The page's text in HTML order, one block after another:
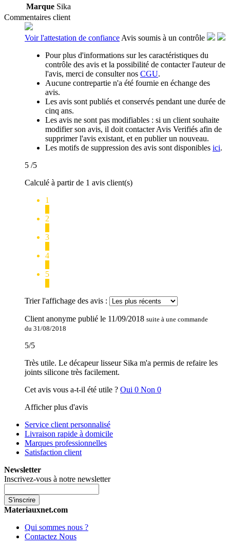
Marque Sika
Commentaires client
Voir l'attestation de confiance Avis soumis à un contrôle
Pour plus d'informations sur les caractéristiques du
contrôle des avis et la possibilité de contacter l'auteur de
l'avis, merci de consulter nos CGU.
Aucune contrepartie n'a été fournie en échange des
avis.
Les avis sont publiés et conservés pendant une durée de
cinq ans.
Les avis ne sont pas modifiables : si un client souhaite
modifier son avis, il doit contacter Avis Verifiés afin de
supprimer l'avis existant, et en publier un nouveau.
Les motifs de suppression des avis sont disponibles ici.
5 /5
Calculé à partir de 1 avis client(s)
1
2
3
4
5
Trier l'affichage des avis :
Client anonyme publié le 11/09/2018 suite à une commande
du 31/08/2018
5/5
Très utile. Le décapeur lisseur Sika m'a permis de refaire les
joints silicone très facilement.
Cet avis vous a-t-il été utile ? Oui 0 Non 0
Afficher plus d'avis
Service client personnalisé
Livraison rapide à domicile
Marques professionnelles
Satisfaction client
Newsletter
Inscrivez-vous à notre newsletter
S'inscrire
Materiauxnet.com
Qui sommes nous ?
Contactez Nous